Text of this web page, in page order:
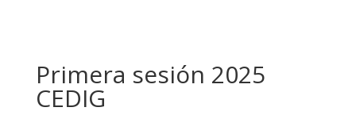
Primera sesión 2025
CEDIG